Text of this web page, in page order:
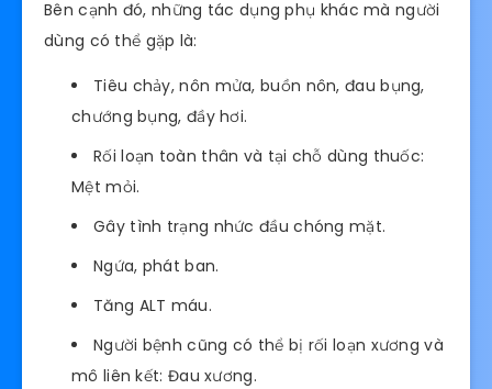
Bên cạnh đó, những tác dụng phụ khác mà người
dùng có thể gặp là:
Tiêu chảy, nôn mửa, buồn nôn, đau bụng,
chướng bụng, đầy hơi.
Rối loạn toàn thân và tại chỗ dùng thuốc:
Mệt mỏi.
Gây tình trạng nhức đầu chóng mặt.
Ngứa, phát ban.
Tăng ALT máu.
Người bệnh cũng có thể bị rối loạn xương và
mô liên kết: Đau xương.